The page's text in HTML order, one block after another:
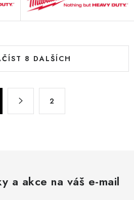
8 DALŠÍCH
2
a akce na váš e-mail